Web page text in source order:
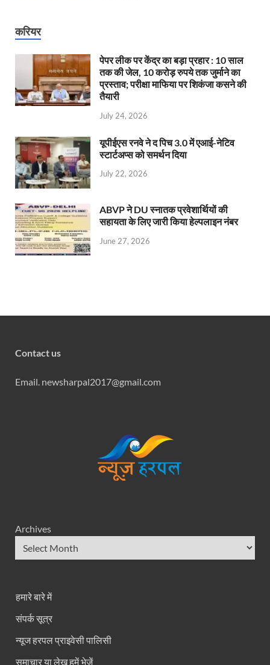
करियर
पेपर लीक पर केंद्र का बड़ा प्रहार : 10 साल
तक की जेल, 10 करोड़ रुपये तक जुर्माने का
प्रस्ताव; परीक्षा माफिया पर शिकंजा कसने की
तैयारी
July 24, 2026
यूपीईएस रनवे ने द पिच 3.0 में एआई-नेटिव
स्टार्टअप्स को समर्थन दिया
July 22, 2026
ABVP ने DU स्नातक प्रवेशार्थियों की
सहायता के लिए जारी किया हेल्पलाइन नंबर
June 27, 2026
Contact us
Email. newsharpal2017@gmail.com
Archives
हमारे बारे में
संपर्क सूत्र
न्यूज हरपल प्राइवेसी पालिसी
समाचार या लेख हमें भेजें